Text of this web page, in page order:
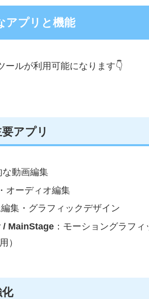
アプリと機能
ールが利用可能になります👇
アプリ
動画編集
オーディオ編集
集・グラフィックデザイン
MainStage：モーショングラフ
）